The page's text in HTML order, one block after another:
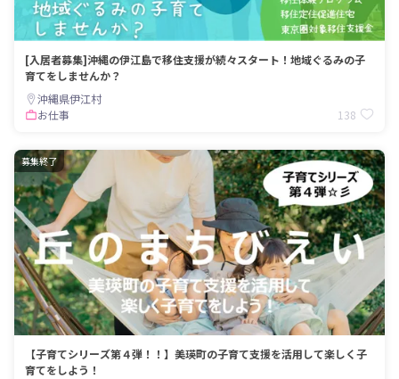
[入居者募集]沖縄の伊江島で移住支援が続々スタート！地域ぐるみの子
育てをしませんか？
沖縄県伊江村
お仕事
138
募集終了
【子育てシリーズ第４弾！！】美瑛町の子育て支援を活用して楽しく子
育てをしよう！